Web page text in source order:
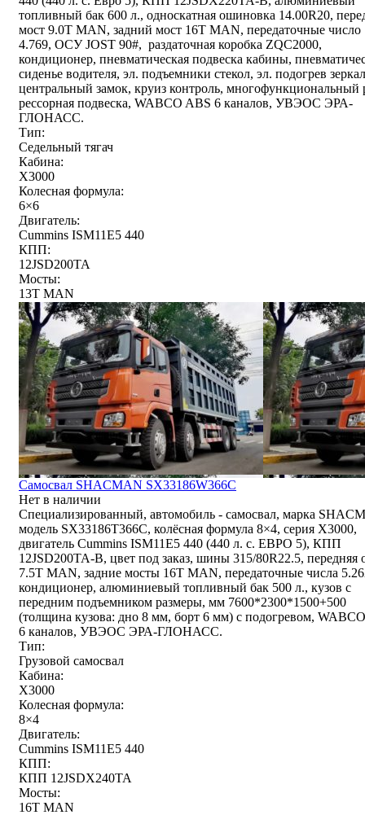
топливный бак 600 л., односкатная ошиновка 14.00R20,
мост 9.0T MAN, задний мост 16T MAN, передаточные число
4.769, ОСУ JOST 90#, раздаточная коробка ZQC2000,
кондиционер, пневматическая подвеска кабины,
сиденье водителя, эл. подъемники стекол, эл. подогрев
центральный замок, круиз контроль, многофункциональный
рессорная подвеска, WABCO ABS 6 каналов, УВЭОС ЭРА-
ГЛОНАСС.
Тип:
Седельный тягач
Кабина:
X3000
Колесная формула:
6×6
Двигатель:
Cummins ISM11E5 440
КПП:
12JSD200TA
Мосты:
13T MAN
Самосвал SHACMAN SX33186W366C
Нет в наличии
Специализированный, автомобиль - самосвал, марка
модель SX33186T366С, колёсная формула 8×4, серия X3000,
двигатель Cummins ISM11E5 440 (440 л. с. ЕВРО 5), КПП
12JSD200TA-В, цвет под заказ, шины 315/80R22.5, передняя
7.5T MAN, задние мосты 16T MAN, передаточные числа
кондиционер, алюминиевый топливный бак 500 л., кузов с
передним подъемником размеры, мм 7600*2300*1500+500
(толщина кузова: дно 8 мм, борт 6 мм) с подогревом,
6 каналов, УВЭОС ЭРА-ГЛОНАСС.
Тип:
Грузовой самосвал
Кабина:
X3000
Колесная формула:
8×4
Двигатель:
Cummins ISM11E5 440
КПП:
КПП 12JSDX240TA
Мосты:
16T MAN